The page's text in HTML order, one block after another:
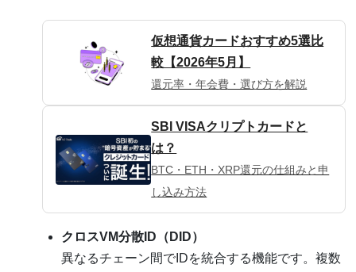
仮想通貨カードおすすめ5選比
較【2026年5月】
還元率・年会費・選び方を解説
SBI VISAクリプトカードと
は？
BTC・ETH・XRP還元の仕組みと申
し込み方法
クロスVM分散ID（DID）
異なるチェーン間でIDを統合する機能です。複数